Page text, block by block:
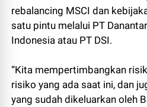
rebalancing MSCI dan
satu pintu melalui PT
Indonesia atau PT DSI.
“Kita mempertimbangkan
risiko yang ada saat ini, dan
yang sudah dikeluarkan oleh